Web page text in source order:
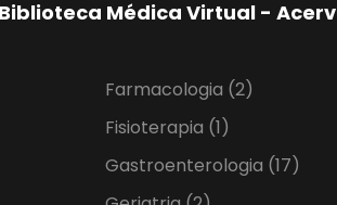
Biblioteca Médica Virtual -
Farmacologia (2)
Fisioterapia (1)
Gastroenterologia (17)